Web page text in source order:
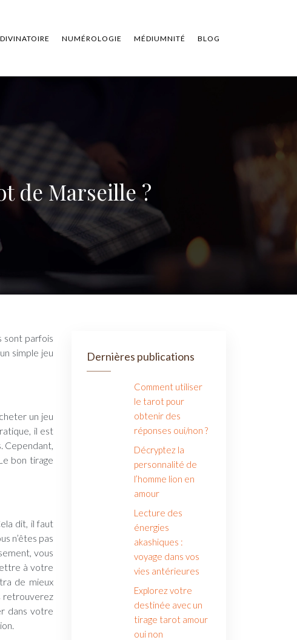
NUMÉROLOGIE MÉDIUMNITÉ BLOG
de Marseille ?
simple jeu
un jeu
il est
Cependant,
bon tirage
dit, il faut
n’êtes pas
vous
à votre
de mieux
retrouverez
dans votre
Dernières publications
Comment utiliser
le tarot pour
obtenir des
réponses oui/non ?
Décryptez la
personnalité de
l’homme lion en
amour
Lecture des
énergies
akashiques :
voyage dans vos
vies antérieures
Explorez votre
destinée avec un
tirage tarot amour
oui non